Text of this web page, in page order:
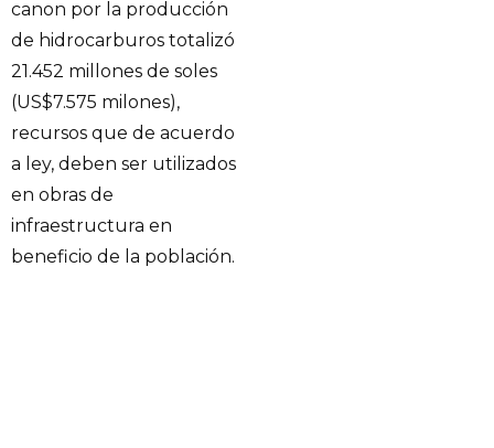
canon por la producción
de hidrocarburos totalizó
21.452 millones de soles
(US$7.575 milones),
recursos que de acuerdo
a ley, deben ser utilizados
en obras de
infraestructura en
beneficio de la población.